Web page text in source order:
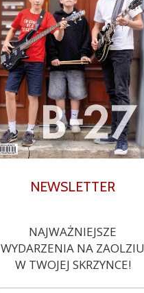
NEWSLETTER
NAJWAŻNIEJSZE
WYDARZENIA NA ZAOLZIU
W TWOJEJ SKRZYNCE!